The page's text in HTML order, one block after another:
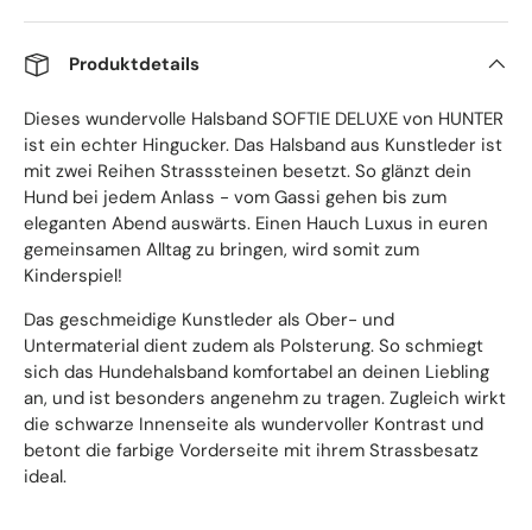
Produktdetails
Dieses wundervolle Halsband SOFTIE DELUXE von HUNTER
ist ein echter Hingucker. Das Halsband aus Kunstleder ist
mit zwei Reihen Strasssteinen besetzt. So glänzt dein
Hund bei jedem Anlass - vom Gassi gehen bis zum
eleganten Abend auswärts. Einen Hauch Luxus in euren
gemeinsamen Alltag zu bringen, wird somit zum
Kinderspiel!
Das geschmeidige Kunstleder als Ober- und
Untermaterial dient zudem als Polsterung. So schmiegt
sich das Hundehalsband komfortabel an deinen Liebling
an, und ist besonders angenehm zu tragen. Zugleich wirkt
die schwarze Innenseite als wundervoller Kontrast und
betont die farbige Vorderseite mit ihrem Strassbesatz
ideal.